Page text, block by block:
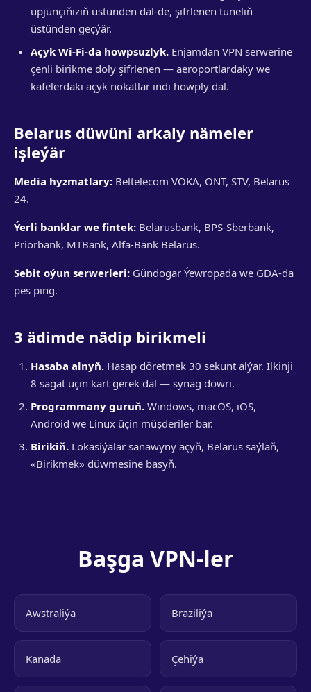
üpjünçiňiziň üstünden däl-de, şifrlenen tuneliň
üstünden geçýär.
Açyk Wi-Fi-da howpsuzlyk. Enjamdan VPN serwerine
çenli birikme doly şifrlenen — aeroportlardaky we
kafelerdäki açyk nokatlar indi howply däl.
Belarus düwüni arkaly nämeler
işleýär
Media hyzmatlary: Beltelecom VOKA, ONT, STV, Belarus
24.
Ýerli banklar we fintek: Belarusbank, BPS-Sberbank,
Priorbank, MTBank, Alfa-Bank Belarus.
Sebit oýun serwerleri: Gündogar Ýewropada we GDA-da
pes ping.
3 ädimde nädip birikmeli
Hasaba alnyň. Hasap döretmek 30 sekunt alýar. Ilkinji
8 sagat üçin kart gerek däl — synag döwri.
Programmany guruň. Windows, macOS, iOS,
Android we Linux üçin müşderiler bar.
Birikiň. Lokasiýalar sanawyny açyň, Belarus saýlaň,
«Birikmek» düwmesine basyň.
Başga VPN-ler
Awstraliýa Braziliýa
Kanada Çehiýa